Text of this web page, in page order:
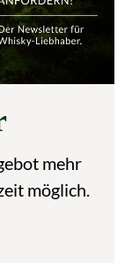
mehr
möglich.